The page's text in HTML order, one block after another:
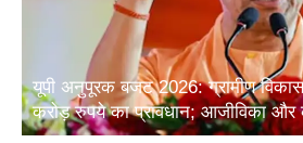
यूपी अनुपूरक बजट 2026: ग्रामीण
करोड़ रुपये का प्रावधान; आजीविका और